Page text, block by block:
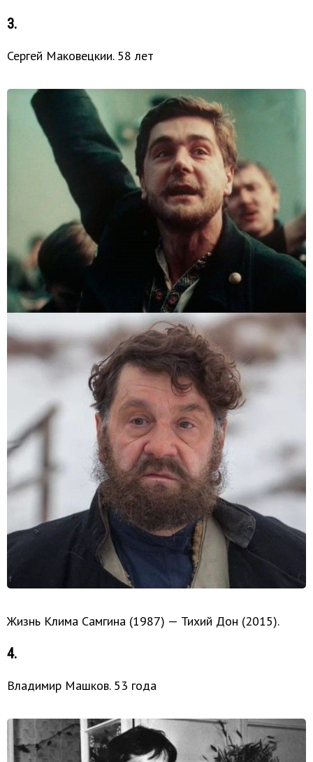
3.
Сергей Маковецкии. 58 лет
Жизнь Клима Самгина (1987) — Тихий Дон (2015).
4.
Владимир Машков. 53 года